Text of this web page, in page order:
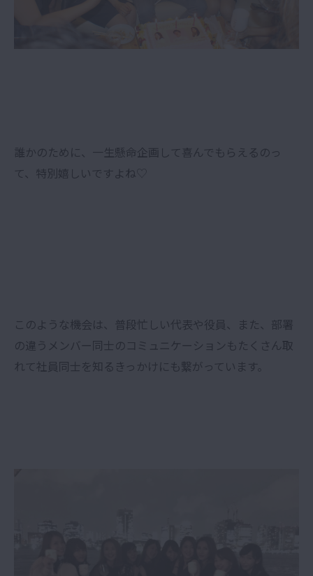
誰かのために、一生懸命企画して喜んでもらえるのっ
て、特別嬉しいですよね♡
このような機会は、普段忙しい代表や役員、また、部署
の違うメンバー同士のコミュニケーションもたくさん取
れて社員同士を知るきっかけにも繋がっています。